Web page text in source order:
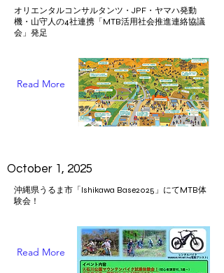
オリエンタルコンサルタンツ・JPF・ヤマハ発動
機・山守人の4社連携「MTB活用社会推進連絡協議
会」発足
Read More
October 1, 2025
沖縄県うるま市「Ishikawa Base2025」にてMTB体
験会！
Read More